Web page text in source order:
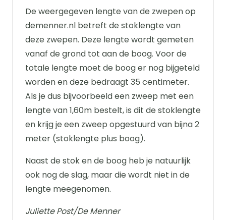
De weergegeven lengte van de zwepen op
demenner.nl betreft de stoklengte van
deze zwepen. Deze lengte wordt gemeten
vanaf de grond tot aan de boog. Voor de
totale lengte moet de boog er nog bijgeteld
worden en deze bedraagt 35 centimeter.
Als je dus bijvoorbeeld een zweep met een
lengte van 1,60m bestelt, is dit de stoklengte
en krijg je een zweep opgestuurd van bijna 2
meter (stoklengte plus boog).
Naast de stok en de boog heb je natuurlijk
ook nog de slag, maar die wordt niet in de
lengte meegenomen.
Juliette Post/De Menner